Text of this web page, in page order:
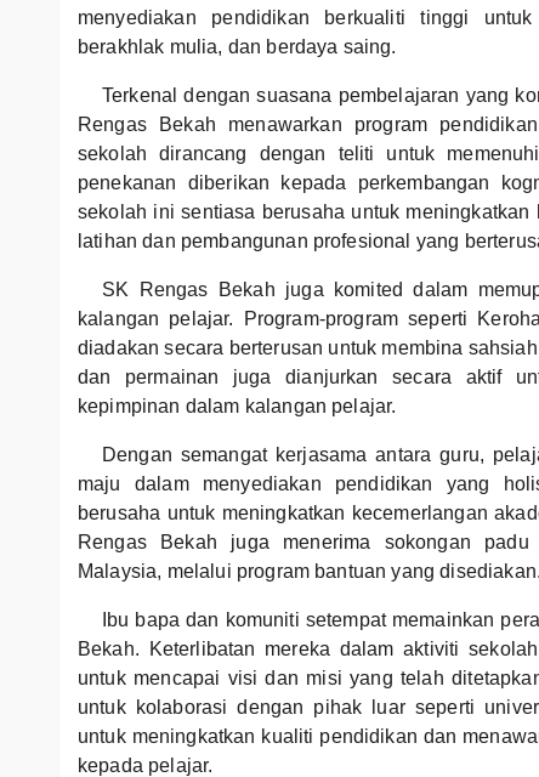
menyediakan pendidikan berkualiti tinggi
berakhlak mulia, dan berdaya saing.
Terkenal dengan suasana pembelajaran yang
Rengas Bekah menawarkan program
sekolah dirancang dengan teliti untuk
penekanan diberikan kepada perkembangan
sekolah ini sentiasa berusaha untuk
latihan dan pembangunan profesional yang
SK Rengas Bekah juga komited dalam
kalangan pelajar. Program-program seperti
diadakan secara berterusan untuk membina
dan permainan juga dianjurkan secara aktif
kepimpinan dalam kalangan pelajar.
Dengan semangat kerjasama antara guru,
maju dalam menyediakan pendidikan yang
berusaha untuk meningkatkan kecemerlangan
Rengas Bekah juga menerima sokongan
Malaysia, melalui program bantuan yang disediakan.
Ibu bapa dan komuniti setempat memainkan
Bekah. Keterlibatan mereka dalam aktiviti
untuk mencapai visi dan misi yang telah
untuk kolaborasi dengan pihak luar seperti
untuk meningkatkan kualiti pendidikan dan
kepada pelajar.